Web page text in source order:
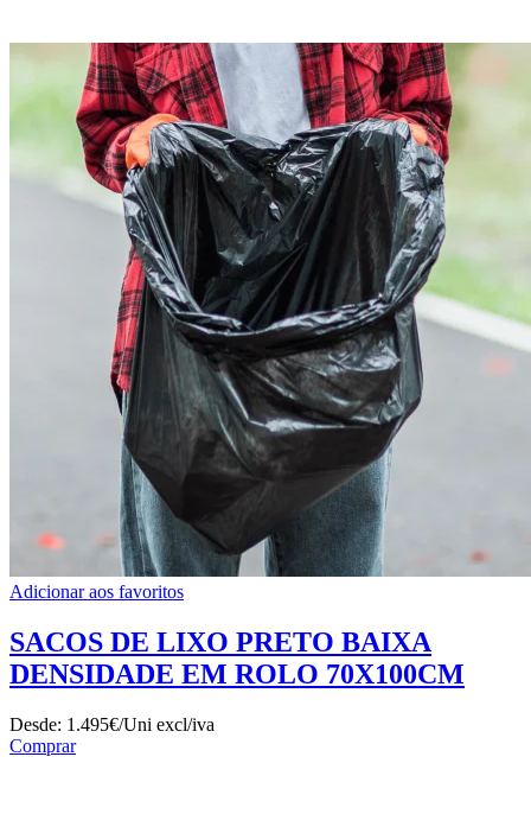
Adicionar aos favoritos
SACOS DE LIXO PRETO BAIXA
DENSIDADE EM ROLO 70X100CM
Desde: 1.495€/Uni excl/iva
Comprar